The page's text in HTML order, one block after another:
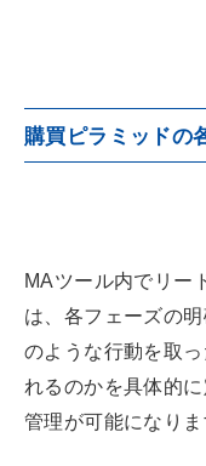
購買ピラミッドの
MAツール内でリー
は、各フェーズの
のような行動を取
れるのかを具体的
管理が可能になりま